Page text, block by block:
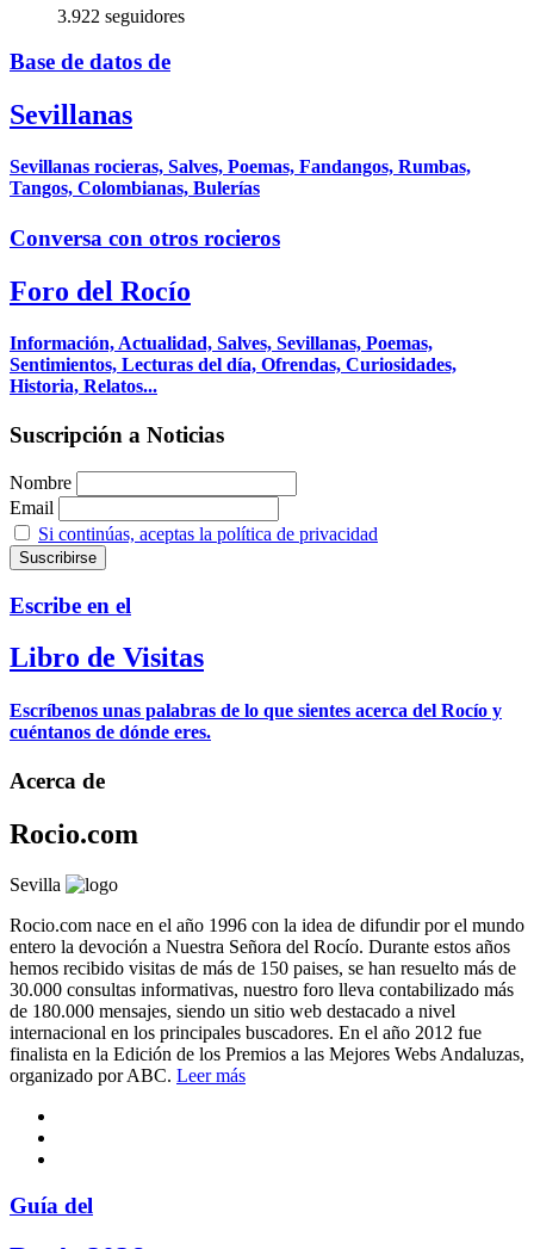
3.922 seguidores
Base de datos de
Sevillanas
Sevillanas rocieras, Salves, Poemas, Fandangos, Rumbas,
Tangos, Colombianas, Bulerías
Conversa con otros rocieros
Foro del Rocío
Información, Actualidad, Salves, Sevillanas, Poemas,
Sentimientos, Lecturas del día, Ofrendas, Curiosidades,
Historia, Relatos...
Suscripción a Noticias
Nombre
Email
Si continúas, aceptas la política de privacidad
Escribe en el
Libro de Visitas
Escríbenos unas palabras de lo que sientes acerca del Rocío y
cuéntanos de dónde eres.
Acerca de
Rocio.com
Sevilla
Rocio.com nace en el año 1996 con la idea de difundir por el mundo
entero la devoción a Nuestra Señora del Rocío. Durante estos años
hemos recibido visitas de más de 150 paises, se han resuelto más de
30.000 consultas informativas, nuestro foro lleva contabilizado más
de 180.000 mensajes, siendo un sitio web destacado a nivel
internacional en los principales buscadores. En el año 2012 fue
finalista en la Edición de los Premios a las Mejores Webs Andaluzas,
organizado por ABC. Leer más
Guía del